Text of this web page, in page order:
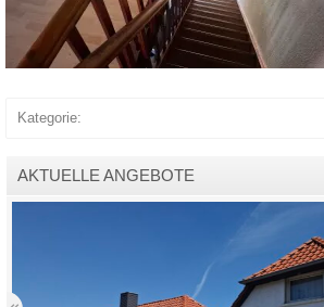
Kategorie:
AKTUELLE ANGEBOTE